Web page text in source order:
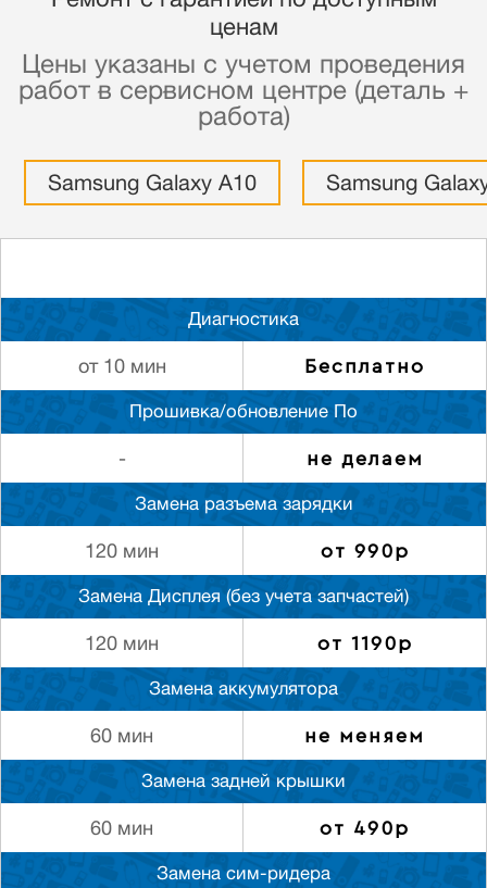
ценам
Цены указаны с учетом проведения
работ в сервисном центре (деталь +
работа)
Samsung Galaxy A10 Samsung
Диагностика
от 10 мин Бесплатно
Прошивка/обновление По
- не делаем
Замена разъема зарядки
120 мин от 990р
Замена Дисплея (без учета запчастей)
120 мин от 1190р
Замена аккумулятора
60 мин не меняем
Замена задней крышки
60 мин от 490р
Замена сим-ридера